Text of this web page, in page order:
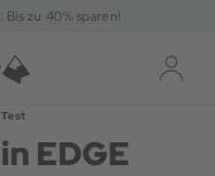
zu 40% sparen!
Test
EDGE